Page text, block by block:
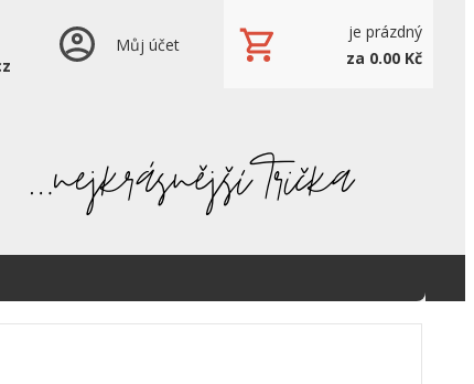
Můj účet
je prázdný
za 0.00 Kč